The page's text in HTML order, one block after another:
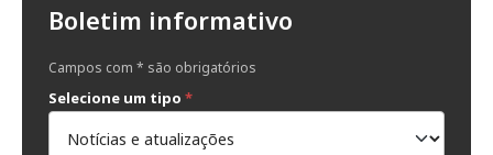
Boletim informativo
Campos com * são obrigatórios
Selecione um tipo *